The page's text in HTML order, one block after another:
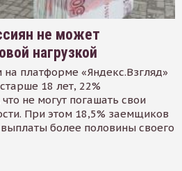
не может
нагрузкой
платформе «Яндекс.Взгляд»
18 лет, 22%
не могут погашать свои
При этом 18,5% заемщиков
более половины своего